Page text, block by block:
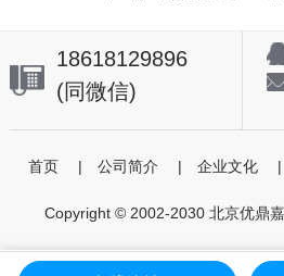
18618129896
(同微信)
首页 | 公司简介 | 企业文化
Copyright © 2002-2030 北京优鼎